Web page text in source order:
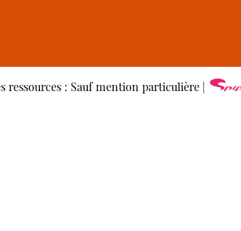
ressources : Sauf mention particulière |